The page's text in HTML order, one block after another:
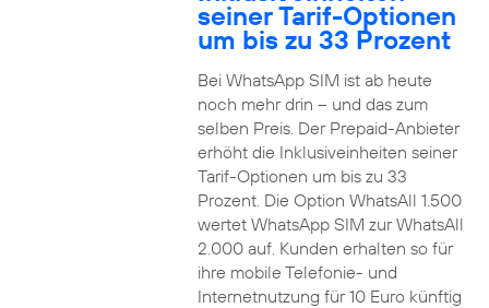
seiner Tarif-Optionen
um bis zu 33 Prozent
Bei WhatsApp SIM ist ab heute
noch mehr drin – und das zum
selben Preis. Der Prepaid-Anbieter
erhöht die Inklusiveinheiten seiner
Tarif-Optionen um bis zu 33
Prozent. Die Option WhatsAll 1.500
wertet WhatsApp SIM zur WhatsAll
2.000 auf. Kunden erhalten so für
ihre mobile Telefonie- und
Internetnutzung für 10 Euro künftig